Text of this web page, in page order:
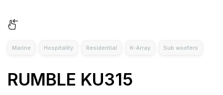
Marine Hospitality Residential K-Array Sub woofers
RUMBLE KU315